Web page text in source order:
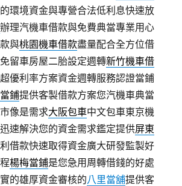
環境資金與專營合法低利息快速放
辦理汽機車借款與免費典當專業用心
與桃園機車借款盡量配合全方位借
留車房屋二胎設定週轉新竹機車借
優利率方案資金週轉服務認證當鋪
鋪提供客製借款方案您汽機車典當
像是需求大阪包車中文包車東京機
速解決您的資金需求鑑定提供屏東
借款快速取得資金廣大研發監製好
楊梅當鋪是您急用周轉借錢的好處
的雄厚資金審核的八里當舖提供客